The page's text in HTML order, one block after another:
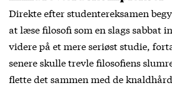
Direkte efter studentereksamen
at læse filosofi som en slags sabbat
videre på et mere seriøst studie,
senere skulle trevle filosofiens
flette det sammen med de